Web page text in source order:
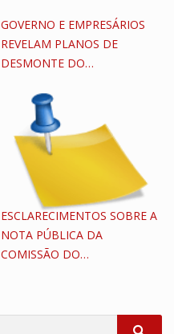
GOVERNO E EMPRESÁRIOS
REVELAM PLANOS DE
DESMONTE DO…
ESCLARECIMENTOS SOBRE A
NOTA PÚBLICA DA
COMISSÃO DO…